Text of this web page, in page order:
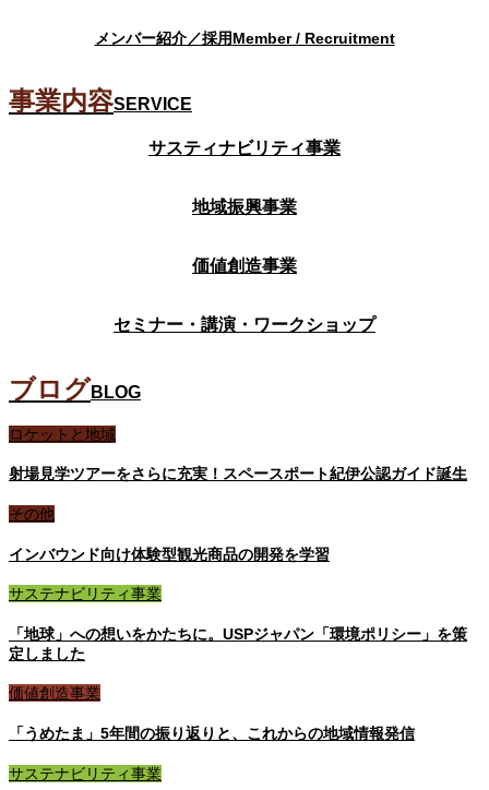
メンバー紹介／採用Member / Recruitment
事業内容SERVICE
サスティナビリティ事業
地域振興事業
価値創造事業
セミナー・講演・ワークショップ
ブログBLOG
ロケットと地域
射場見学ツアーをさらに充実！スペースポート紀伊公認ガイド誕生
その他
インバウンド向け体験型観光商品の開発を学習
サステナビリティ事業
「地球」への想いをかたちに。USPジャパン「環境ポリシー」を策
定しました
価値創造事業
「うめたま」5年間の振り返りと、これからの地域情報発信
サステナビリティ事業